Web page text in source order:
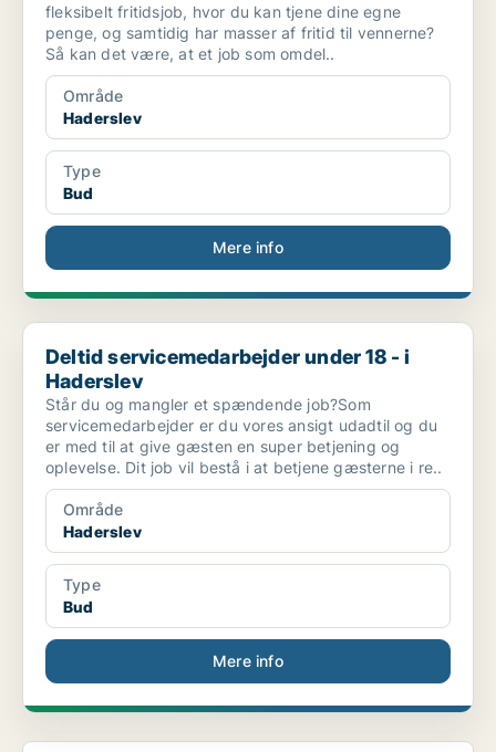
fleksibelt fritidsjob, hvor du kan tjene dine egne
penge, og samtidig har masser af fritid til vennerne?
Så kan det være, at et job som omdel..
Område
Haderslev
Type
Bud
Mere info
Deltid servicemedarbejder under 18 - i Haderslev
Deltid servicemedarbejder under 18 - i
Haderslev
Står du og mangler et spændende job?Som
servicemedarbejder er du vores ansigt udadtil og du
er med til at give gæsten en super betjening og
oplevelse. Dit job vil bestå i at betjene gæsterne i re..
Område
Haderslev
Type
Bud
Mere info